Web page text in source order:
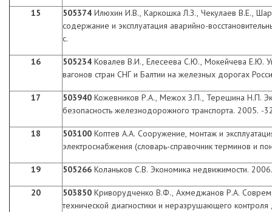
15 505374 Илюхин И.В., Каркошка Л.З., Чекулаев В.Е.,
содержание и эксплуатация аварийно-
с.
16 505234 Ковалев В.И., Елесеева С.Ю., Мокейчева Е.Ю.
вагонов стран СНГ и Балтии на железных дорогах
17 503940 Кожевников Р.А., Межох З.П., Терешина Н.П.
безопасность железнодорожного транспорта. 2005. -
18 503100 Коптев А.А. Сооружение, монтаж и
электроснабжения (словарь-справочник терминов и
19 505266 Коланьков С.В. Экономика недвижимости.
20 503850 Криворудченко В.Ф., Ахмеджанов Р.А.
технической диагностики и неразрушающего контроля